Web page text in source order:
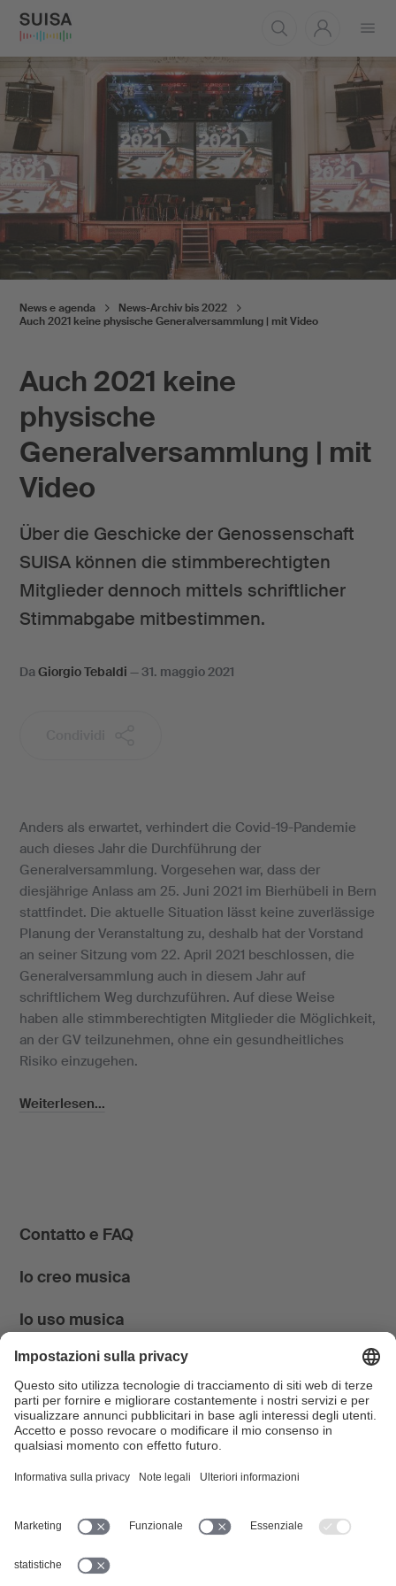
Auch 2021 keine
physische
Generalversammlung | mit
Video
Über die Geschicke der Genossenschaft
SUISA können die stimmberechtigten
Mitglieder dennoch mittels schriftlicher
Stimmabgabe mitbestimmen.
News e agenda
News-Archiv bis 2022
Auch 2021 keine physische Generalversammlung | mit Video
DaGiorgio Tebaldi —31. maggio 2021
Anders als erwartet, verhindert die Covid-19-Pandemie
auch dieses Jahr die Durchführung der
Generalversammlung. Vorgesehen war, dass der
diesjährige Anlass am 25. Juni 2021 im Bierhübeli in Bern
stattfindet. Die aktuelle Situation lässt keine zuverlässige
Planung der Veranstaltung zu, deshalb hat der Vorstand
an seiner Sitzung vom 22. April 2021 beschlossen, die
Generalversammlung auch in diesem Jahr auf
schriftlichem Weg durchzuführen. Auf diese Weise
haben alle stimmberechtigten Mitglieder die Möglichkeit,
an der GV teilzunehmen, ohne ein gesundheitliches
Risiko einzugehen.
Weiterlesen...
Contatto e FAQ
Io creo musica
Io uso musica
News & Agenda
FONDATION SUISA ↗
FacebookInstagram YouTube
Blog